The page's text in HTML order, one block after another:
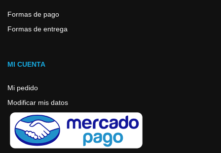
Formas de pago
Formas de entrega
MI CUENTA
Mi pedido
Modificar mis datos